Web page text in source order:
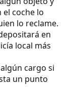
coche lo
lo reclame.
en
local más
cargo si
un punto